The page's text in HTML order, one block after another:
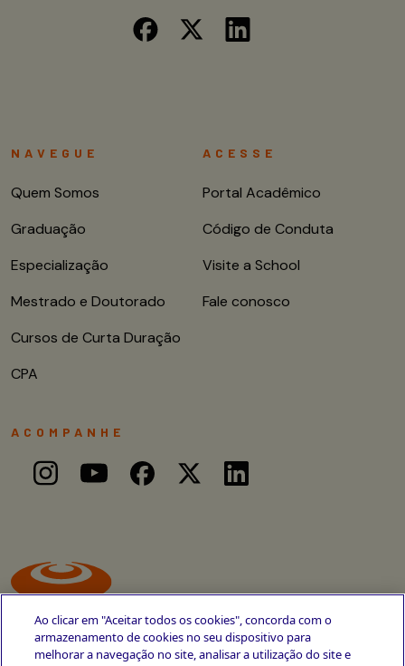
NAVEGUE
Quem Somos
Graduação
Especialização
Mestrado e Doutorado
Cursos de Curta Duração
CPA
ACESSE
Portal Acadêmico
Código de Conduta
Visite a School
Fale conosco
ACOMPANHE
Ao clicar em "Aceitar todos os cookies", concorda com o
armazenamento de cookies no seu dispositivo para
melhorar a navegação no site, analisar a utilização do site e